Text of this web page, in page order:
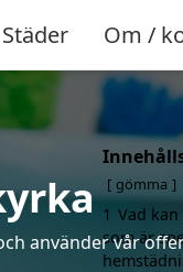
Städer Om /
använder vår
gömma
1 Vad
som är